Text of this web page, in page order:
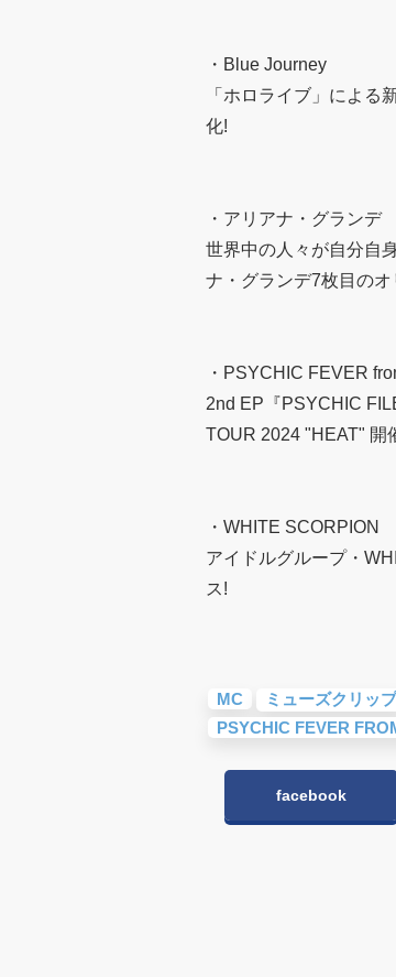
・Blue Journey
「ホロライブ」によ
化!
・アリアナ・グランデ
世界中の人々が自分自
ナ・グランデ7枚目のオ
・PSYCHIC FEVER
2nd EP『PSYCHIC
TOUR 2024 "HEAT" 開
・WHITE SCORPION
アイドルグループ・
ス!
MC ミューズクリップ
PSYCHIC FEVER
facebook